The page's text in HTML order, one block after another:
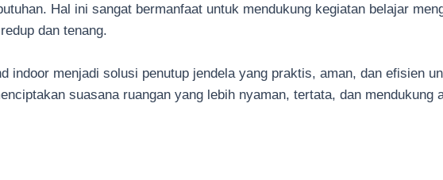
Hal ini sangat bermanfaat untuk mendukung kegiatan belajar
dan tenang.
indoor menjadi solusi penutup jendela yang praktis, aman, dan efisien
suasana ruangan yang lebih nyaman, tertata, dan mendukung